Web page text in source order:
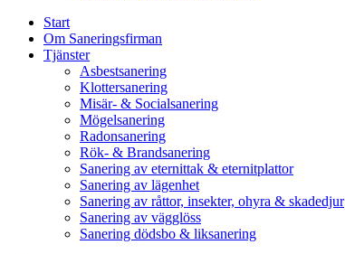
Start
Om Saneringsfirman
Tjänster
Asbestsanering
Klottersanering
Misär- & Socialsanering
Mögelsanering
Radonsanering
Rök- & Brandsanering
Sanering av eternittak & eternitplattor
Sanering av lägenhet
Sanering av råttor, insekter, ohyra & skadedjur
Sanering av vägglöss
Sanering dödsbo & liksanering